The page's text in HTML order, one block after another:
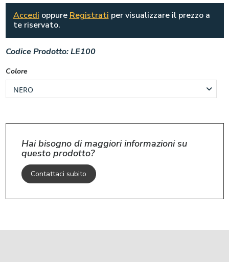
Accedi oppure Registrati per visualizzare il prezzo a
te riservato.
Codice Prodotto: LE100
Colore
Hai bisogno di maggiori informazioni su
questo prodotto?
Contattaci subito